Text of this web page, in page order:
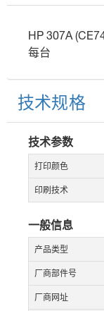
HP 307A
每台
技术规格
技术参数
打印颜色
印刷技术
一般信息
产品类型
厂商部件号
厂商网址